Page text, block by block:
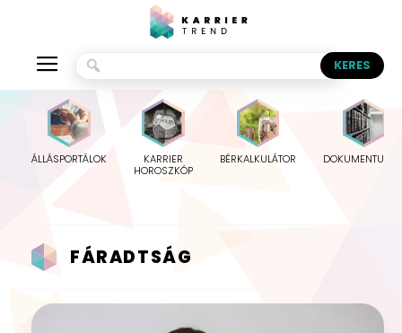
ÁLLÁSPORTÁLOK
KARRIER
HOROSZKÓP
BÉRKALKULÁTOR
FÁRADTSÁG